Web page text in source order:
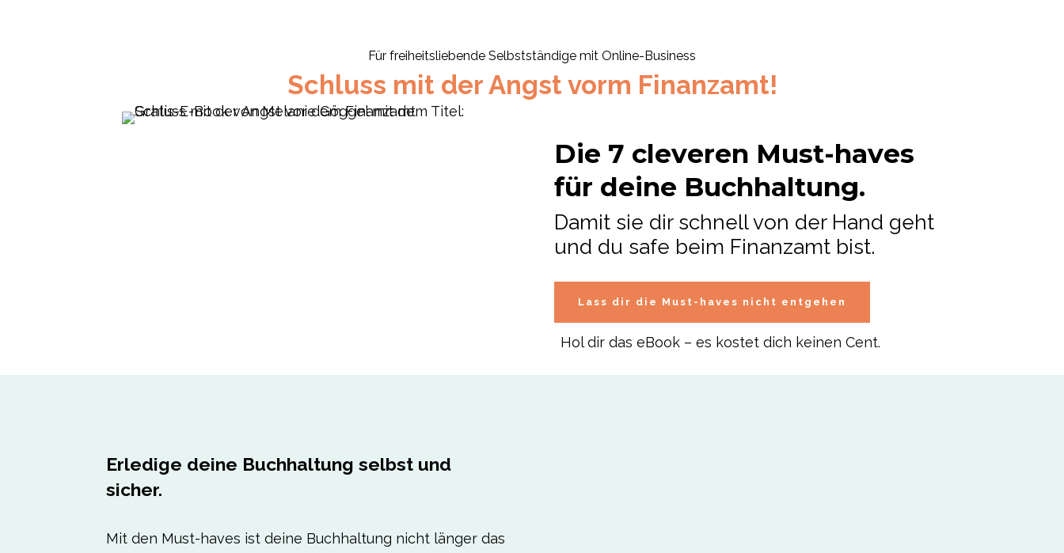
Für freiheitsliebende Selbstständige mit Online-Business
Schluss mit der Angst vorm Finanzamt!
Die 7 cleveren Must-haves
für deine Buchhaltung.
Damit sie dir schnell von der Hand geht
und du safe beim Finanzamt bist.
Lass dir die Must-haves nicht entgehen
Hol dir das eBook – es kostet dich keinen Cent.
Erledige deine Buchhaltung selbst und
sicher.
Mit den Must-haves ist deine Buchhaltung nicht länger das